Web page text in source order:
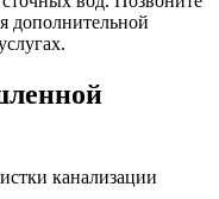
дополнительной
канализации